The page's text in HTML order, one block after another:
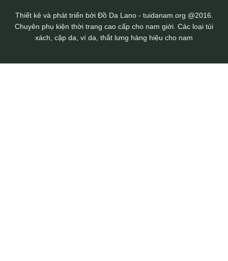
Thiết kê và phát triển bởi Đồ Da Lano - tuidanam.org @2016.
Chuyên phụ kiện thời trang cao cấp cho nam giới. Các loại túi
xách, cặp da, ví da, thắt lưng hàng hiệu cho nam